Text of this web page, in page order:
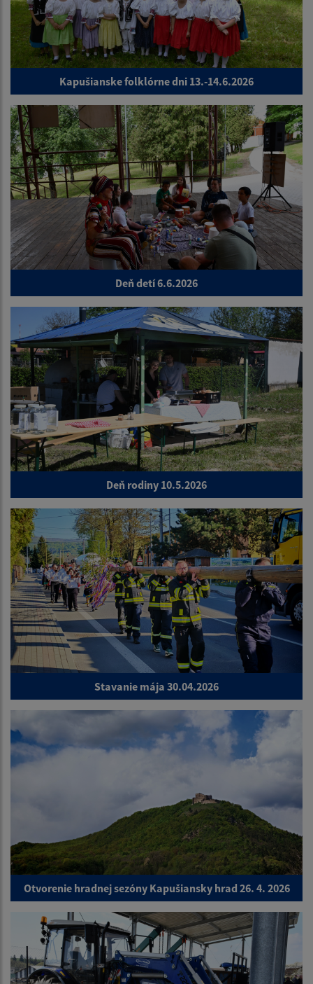
Kapušianske folklórne dni 13.-14.6.2026
Deň detí 6.6.2026
Deň rodiny 10.5.2026
Stavanie mája 30.04.2026
Otvorenie hradnej sezóny Kapušiansky hrad 26. 4. 2026